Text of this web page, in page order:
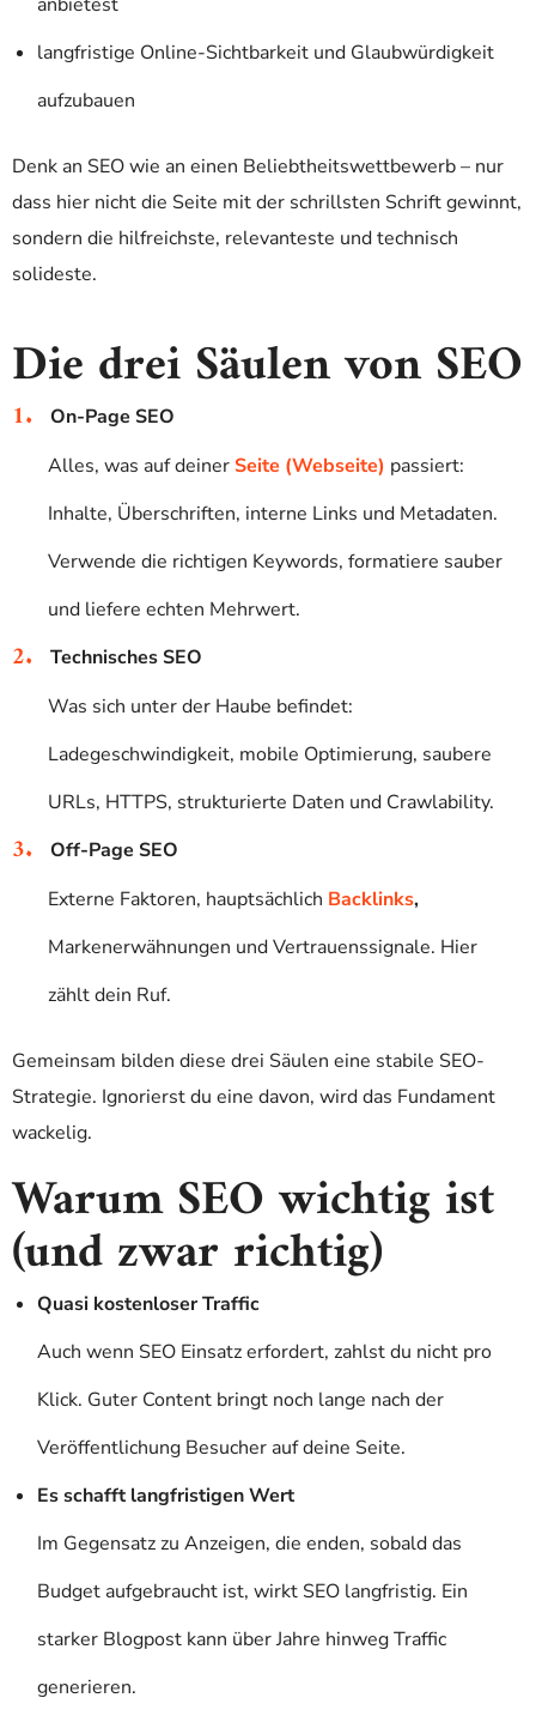
langfristige Online-Sichtbarkeit und Glaubwürdigkeit
aufzubauen
Denk an SEO wie an einen Beliebtheitswettbewerb – nur
dass hier nicht die Seite mit der schrillsten Schrift gewinnt,
sondern die hilfreichste, relevanteste und technisch
solideste.
Die drei Säulen von SEO
On-Page SEO
Alles, was auf deinerSeite (Webseite) passiert:
Inhalte, Überschriften, interne Links und Metadaten.
Verwende die richtigen Keywords, formatiere sauber
und liefere echten Mehrwert.
Technisches SEO
Was sich unter der Haube befindet:
Ladegeschwindigkeit, mobile Optimierung, saubere
URLs, HTTPS, strukturierte Daten und Crawlability.
Off-Page SEO
Externe Faktoren, hauptsächlich Backlinks,
Markenerwähnungen und Vertrauenssignale. Hier
zählt dein Ruf.
Gemeinsam bilden diese drei Säulen eine stabile SEO-
Strategie. Ignorierst du eine davon, wird das Fundament
wackelig.
Warum SEO wichtig ist
(und zwar richtig)
Quasi kostenloser Traffic
Auch wenn SEO Einsatz erfordert, zahlst du nicht pro
Klick. Guter Content bringt noch lange nach der
Veröffentlichung Besucher auf deine Seite.
Es schafft langfristigen Wert
Im Gegensatz zu Anzeigen, die enden, sobald das
Budget aufgebraucht ist, wirkt SEO langfristig. Ein
starker Blogpost kann über Jahre hinweg Traffic
generieren.